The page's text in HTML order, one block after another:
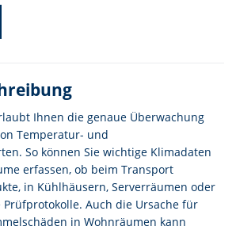
Ihnen die genaue Überwachung
Temperatur- und
So können Sie wichtige Klimadaten
erfassen, ob beim Transport
in Kühlhäusern, Serverräumen oder
Auch die Ursache für
in Wohnräumen kann